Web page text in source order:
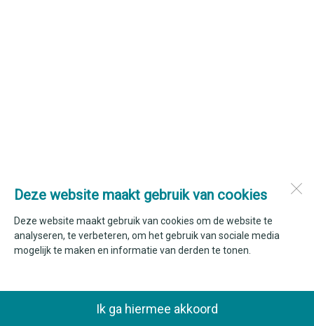
Deze website maakt gebruik van cookies
Deze website maakt gebruik van cookies om de website te
analyseren, te verbeteren, om het gebruik van sociale media
mogelijk te maken en informatie van derden te tonen.
Ik ga hiermee akkoord